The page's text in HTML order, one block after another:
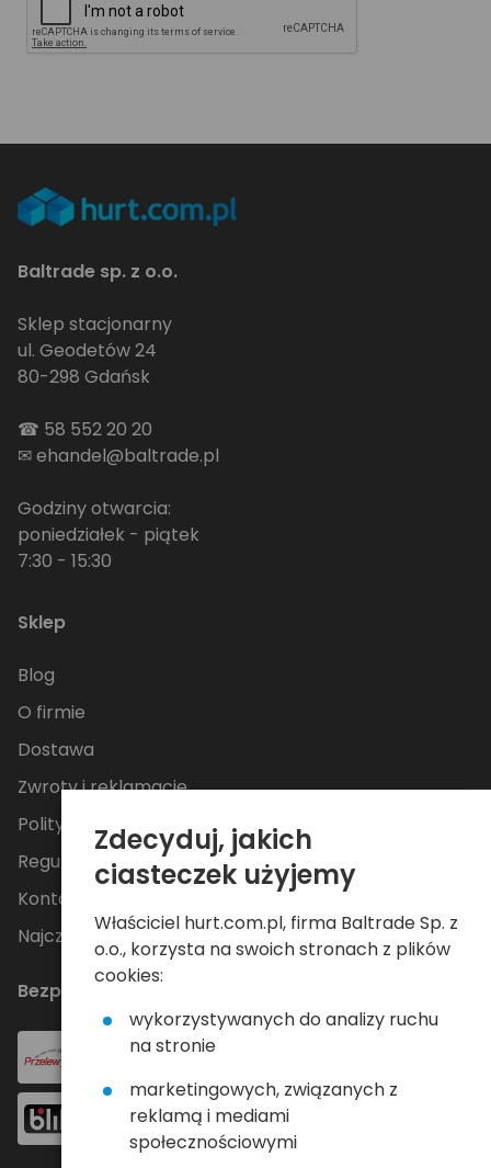
Baltrade sp. z o.o.
Sklep stacjonarny
ul. Geodetów 24
80-298 Gdańsk
☎ 58 552 20 20
✉ehandel@baltrade.pl
Godziny otwarcia:
poniedziałek - piątek
7:30 - 15:30
Sklep
Blog
O firmie
Dostawa
Zwroty i reklamacje
Polityka Prywatności
Regulamin
Kontakt
Najczęściej zadawane pytania
Bezpieczne płatności
Zdecyduj, jakich
ciasteczek użyjemy
Właściciel hurt.com.pl, firma Baltrade Sp. z
o.o., korzysta na swoich stronach z plików
cookies:
wykorzystywanych do analizy ruchu
na stronie
marketingowych, związanych z
reklamą i mediami
społecznościowymi